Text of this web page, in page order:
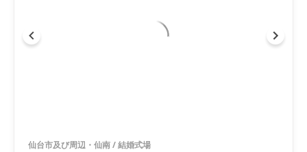
仙台市及び周辺・仙南/結婚式場